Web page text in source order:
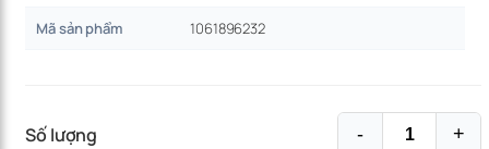
Mã sản phẩm 1061896232
Số lượng - +